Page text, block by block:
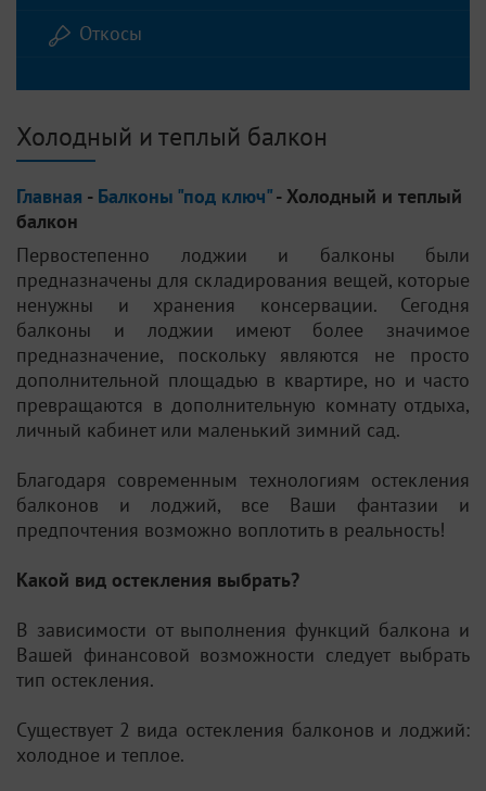
Откосы
Холодный и теплый балкон
Главная - Балконы "под ключ"- Холодный и теплый
балкон
Первостепенно лоджии и балконы были
предназначены для складирования вещей, которые
ненужны и хранения консервации. Сегодня
балконы и лоджии имеют более значимое
предназначение, поскольку являются не просто
дополнительной площадью в квартире, но и часто
превращаются в дополнительную комнату отдыха,
личный кабинет или маленький зимний сад.
Благодаря современным технологиям остекления
балконов и лоджий, все Ваши фантазии и
предпочтения возможно воплотить в реальность!
Какой вид остекления выбрать?
В зависимости от выполнения функций балкона и
Вашей финансовой возможности следует выбрать
тип остекления.
Существует 2 вида остекления балконов и лоджий:
холодное и теплое.